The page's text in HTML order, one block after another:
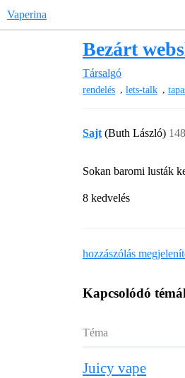
Vaperina
Bezárt
Társalgó
rendelés , lets-talk ,
Sajt (Buth László) 148
Sokan baromi lusták
8 kedvelés
hozzászólás
Kapcsolódó
Téma
Juicy vape